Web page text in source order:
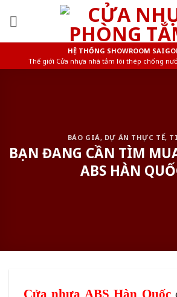
HỆ THỐNG SHOWROOM
Thế giới Cửa nhựa nhà tắm lõi thép chống
BÁO GIÁ, DỰ ÁN THỰC TẾ,
BẠN ĐANG CẦN TÌM
ABS HÀN
Cửa nhựa ABS Hàn Quốc